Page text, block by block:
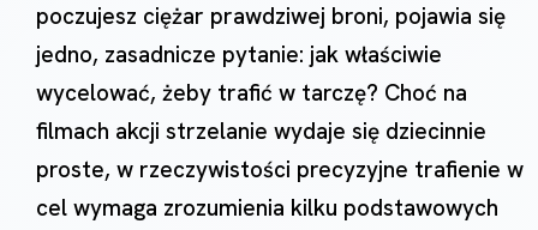
poczujesz ciężar prawdziwej broni, pojawia się
jedno, zasadnicze pytanie: jak właściwie
wycelować, żeby trafić w tarczę? Choć na
filmach akcji strzelanie wydaje się dziecinnie
proste, w rzeczywistości precyzyjne trafienie w
cel wymaga zrozumienia kilku podstawowych